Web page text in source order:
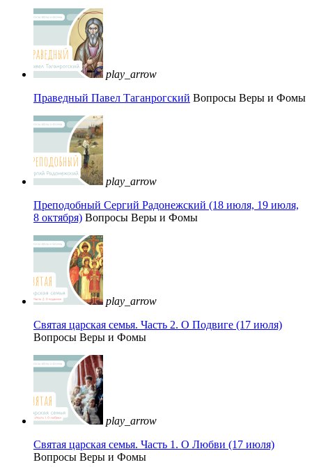
play_arrow
Праведный Павел Таганрогский Вопросы Веры и Фомы
play_arrow
Преподобный Сергий Радонежский (18 июля, 19 июля,
8 октября) Вопросы Веры и Фомы
play_arrow
Святая царская семья. Часть 2. О Подвиге (17 июля)
Вопросы Веры и Фомы
play_arrow
Святая царская семья. Часть 1. О Любви (17 июля)
Вопросы Веры и Фомы